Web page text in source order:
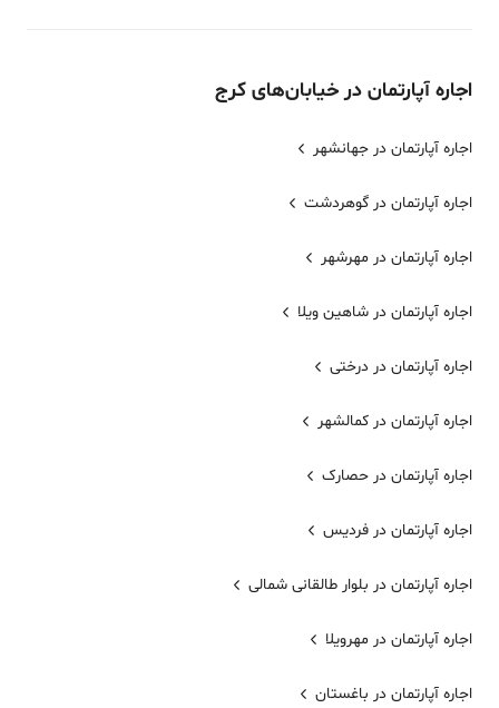
اجاره آپارتمان در خیابان‌های کرج
اجاره آپارتمان در جهانشهر
اجاره آپارتمان در گوهردشت
اجاره آپارتمان در مهرشهر
اجاره آپارتمان در شاهین ویلا
اجاره آپارتمان در درختی
اجاره آپارتمان در کمالشهر
اجاره آپارتمان در حصارک
اجاره آپارتمان در فردیس
اجاره آپارتمان در بلوار طالقانی شمالی
اجاره آپارتمان در مهرویلا
اجاره آپارتمان در باغستان